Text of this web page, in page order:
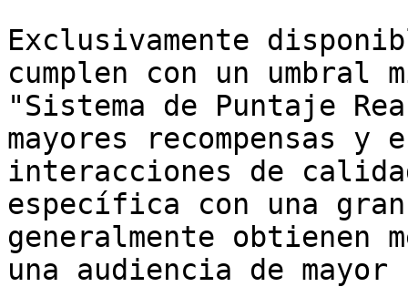
Exclusivamente
cumplen con un umbral
"Sistema de Puntaje
mayores recompensas
interacciones de
específica con una
generalmente obtienen
una audiencia de